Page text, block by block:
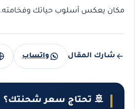
مكان يعكس أسلوب حياتك وفخامته.
شارك المقال واتساب
🚢 تحتاج سعر شحنتك؟